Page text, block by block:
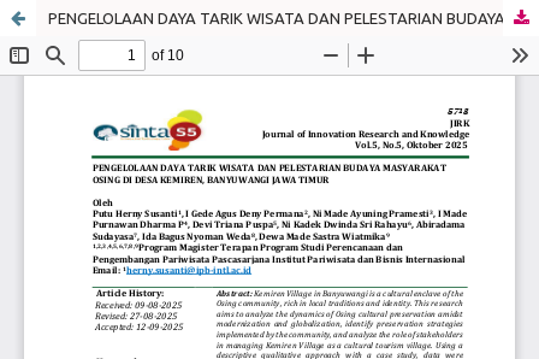
PENGELOLAAN DAYA TARIK WISATA DAN PELESTARIAN BUDAYA MASYARAKAT OSING DI DESA KEMIREN, BANYUWANGI JAWA TIMUR